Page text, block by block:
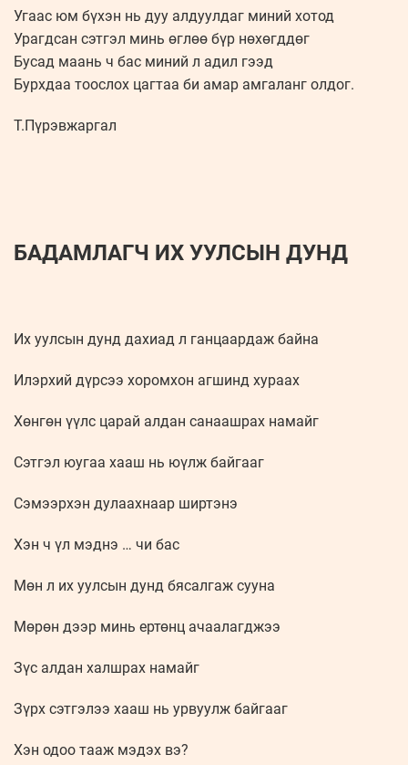
Угаас юм бүхэн нь дуу алдуулдаг миний хотод
Урагдсан сэтгэл минь өглөө бүр нөхөгддөг
Бусад маань ч бас миний л адил гээд
Бурхдаа тоослох цагтаа би амар амгаланг олдог.
T.Пүрэвжаргал
БАДАМЛАГЧ ИХ УУЛСЫН ДУНД
Их уулсын дунд дахиад л ганцаардаж байна
Илэрхий дүрсээ хоромхон агшинд хураах
Хөнгөн үүлс царай алдан санаашрах намайг
Сэтгэл юугаа хааш нь юүлж байгааг
Сэмээрхэн дулаахнаар ширтэнэ
Хэн ч үл мэднэ … чи бас
Мөн л их уулсын дунд бясалгаж сууна
Мөрөн дээр минь ертөнц ачаалагджээ
Зүс алдан халшрах намайг
Зүрх сэтгэлээ хааш нь урвуулж байгааг
Хэн одоо тааж мэдэх вэ?